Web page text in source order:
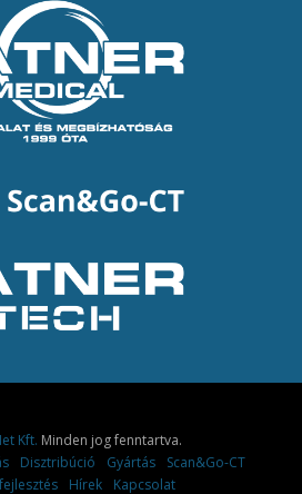
Kft. Minden jog fenntartva.
Disztribúció Gyártás
Scan&Go-CT
Hírek Kapcsolat